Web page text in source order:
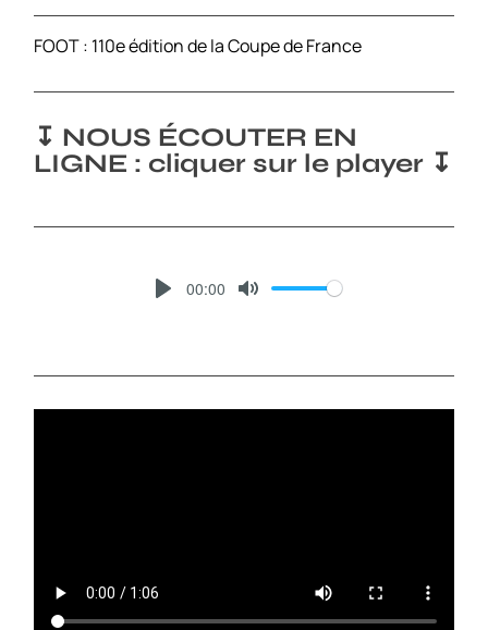
FOOT : 110e édition de la Coupe de France
↧ NOUS ÉCOUTER EN
LIGNE : cliquer sur le player ↧
A
00:00
T